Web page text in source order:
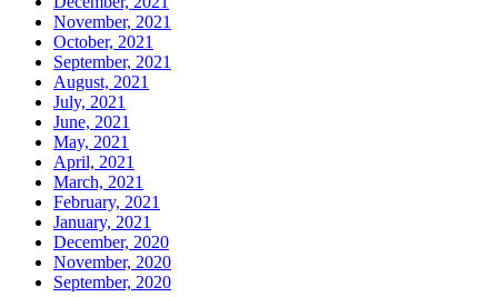
November, 2021
October, 2021
September, 2021
August, 2021
July, 2021
June, 2021
May, 2021
April, 2021
March, 2021
February, 2021
January, 2021
December, 2020
November, 2020
September, 2020